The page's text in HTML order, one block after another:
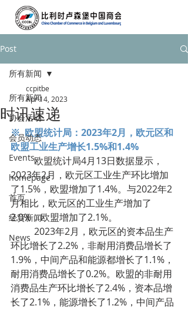
Post
所有新闻
协会活动
会员动态
Events
homepage
首页
经贸新闻
News
所有新闻
时讯速递
ccpitbe
Apr 14, 2023
※  欧盟统计局：2023年2月，欧元区和
欧盟工业生产增长1.5%和1.4%
	欧盟统计局4月13日数据显示，
2023年2月，欧元区工业生产环比增加
了1.5%，欧盟增加了1.4%。与2022年2
月相比，欧元区的工业生产增加了
2.0%，欧盟增加了2.1%。
环比增长了2.2%，非耐用消费品增长了
1.9%，中间产品和能源都增长了1.1%，
耐用消费品增长了0.2%。欧盟的非耐用
消费品生产环比增长了2.4%，资本品增
长了2.1%，能源增长了1.2%，中间产品